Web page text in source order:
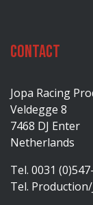
Contact
Jopa Racing
Veldegge 8
7468 DJ Enter
Netherlands
Tel. 0031
Tel. Production/